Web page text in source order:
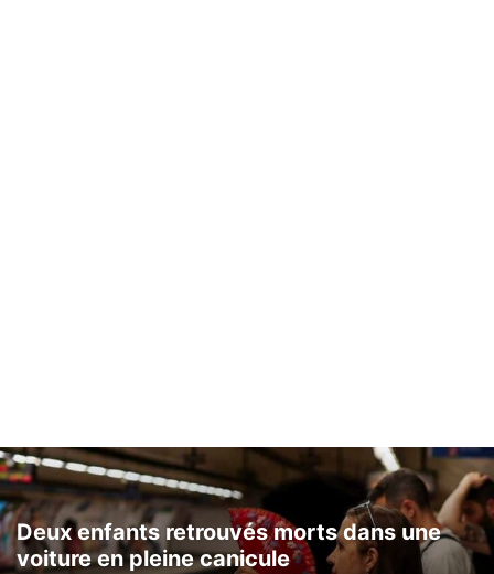
Deux enfants retrouvés morts dans une
voiture en pleine canicule